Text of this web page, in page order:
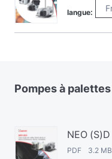
langue:
Pompesà palettes
NEO (S)D
PDF 3.2 MB